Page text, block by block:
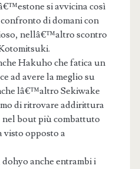
si avvicina così
di domani con
nellâ€™altro scontro
Hakuho che fatica un
ad avere la meglio su
lâ€™altro Sekiwake
di ritrovare addirittura
nel bout più combattuto
visto opposto a
anche entrambi i